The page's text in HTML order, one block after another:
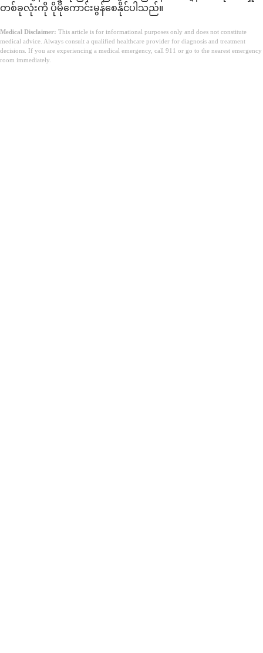
တစ်ခုလုံးကို ပိုမိုကောင်းမွန်စေနိုင်ပါသည်။
Medical Disclaimer: This article is for informational purposes only and does not constitute
medical advice. Always consult a qualified healthcare provider for diagnosis and treatment
decisions. If you are experiencing a medical emergency, call 911 or go to the nearest emergency
room immediately.